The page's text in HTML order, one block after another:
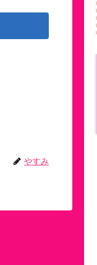
やすみ